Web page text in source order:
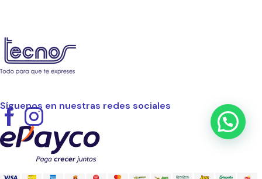
Síguenos en nuestras redes sociales
Facebook
Instagram